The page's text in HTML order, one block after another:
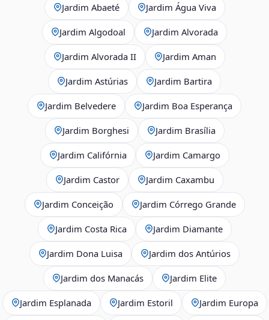
Jardim Abaeté Jardim Água Viva
Jardim Algodoal Jardim Alvorada
Jardim Alvorada II Jardim Aman
Jardim Astúrias Jardim Bartira
Jardim Belvedere Jardim Boa Esperança
Jardim Borghesi Jardim Brasília
Jardim Califórnia Jardim Camargo
Jardim Castor Jardim Caxambu
Jardim Conceição Jardim Córrego Grande
Jardim Costa Rica Jardim Diamante
Jardim Dona Luisa Jardim dos Antúrios
Jardim dos Manacás Jardim Elite
Jardim Esplanada Jardim Estoril Jardim Europa